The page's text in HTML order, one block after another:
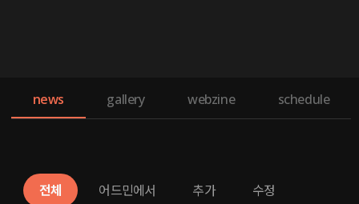
news gallery webzine schedule
전체 어드민에서 추가 수정